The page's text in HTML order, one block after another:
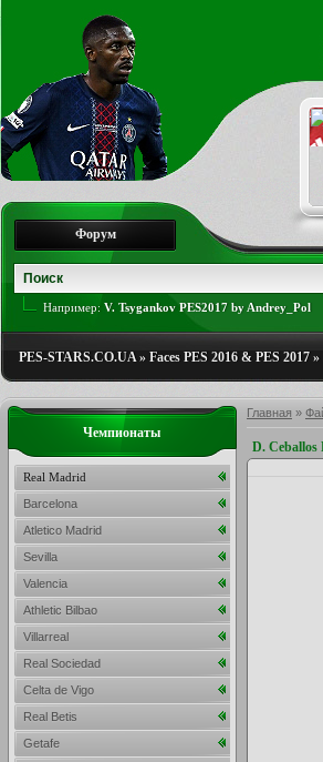
Форум
Например: V. Tsygankov PES2017 by Andrey_Pol
PES-STARS.CO.UA» Faces PES 2016 & PES 2017 »
Главная »
D. Ceballos
Чемпионаты
Real Madrid
Barcelona
Atletico Madrid
Sevilla
Valencia
Athletic Bilbao
Villarreal
Real Sociedad
Celta de Vigo
Real Betis
Getafe